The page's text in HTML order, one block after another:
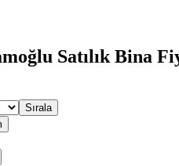
Satılık Bina
Sırala